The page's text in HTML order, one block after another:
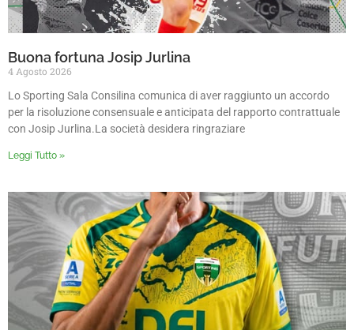
Buona fortuna Josip Jurlina
4 Agosto 2026
Lo Sporting Sala Consilina comunica di aver raggiunto un accordo
per la risoluzione consensuale e anticipata del rapporto contrattuale
con Josip Jurlina.La società desidera ringraziare
Leggi Tutto »